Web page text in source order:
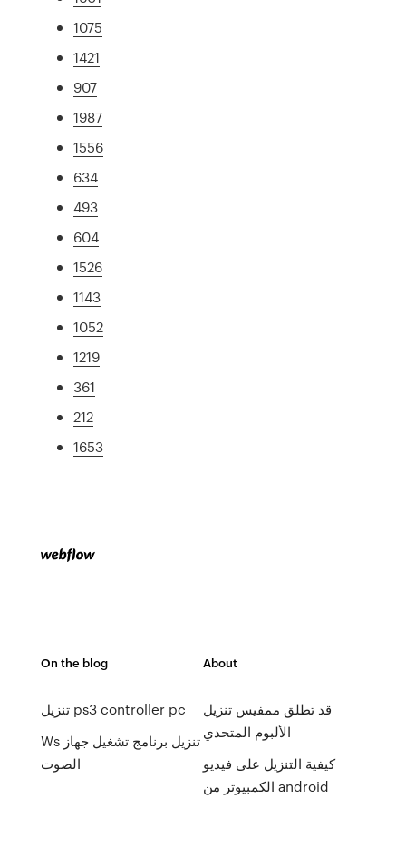
1075
1421
907
1987
1556
634
493
604
1526
1143
1052
1219
361
212
1653
On the blog
تنزيل ps3 controller pc
Ws تنزيل برنامج تشغيل جهاز
الصوت
About
قد تطلق ممفيس تنزيل
الألبوم المتحدي
كيفية التنزيل على فيديو
الكمبيوتر من android